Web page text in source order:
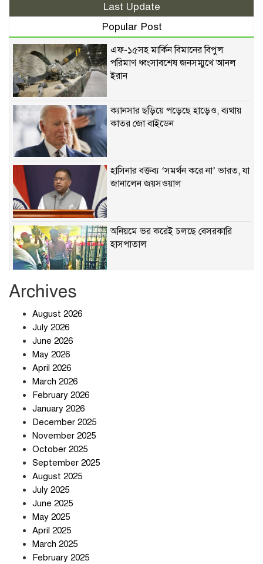
Last Update
Popular Post
এফ-১৫সহ মার্কিন বিমানের বিপুল
পরিমাণ ধ্বংসাবশেষ জনসম্মুখে আনল
ইরান
ক্যানসার ছড়িয়ে পড়েছে হাড়েও, ব্যথায়
কাতর জো বাইডেন
হাসিনার বক্তব্য ‘সমর্থন করে না’ ভারত, যা
জানালেন জয়সওয়াল
অনিয়মে ভর করেই চলছে বেসরকারি
হাসপাতাল
Archives
August 2026
July 2026
June 2026
May 2026
April 2026
March 2026
February 2026
January 2026
December 2025
November 2025
October 2025
September 2025
August 2025
July 2025
June 2025
May 2025
April 2025
March 2025
February 2025